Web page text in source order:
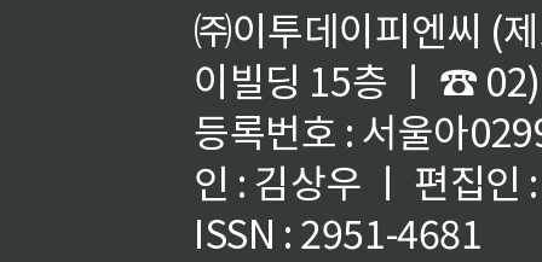
㈜이투데이피엔씨 (
이빌딩 15층 ㅣ ☎
등록번호 : 서울아
인 : 김상우 ㅣ 편집인
ISSN : 2951-4681